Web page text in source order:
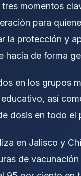
momentos
para
la protección y
hacía de forma
en los grupos
así
dosis en todo el
en Jalisco y
de